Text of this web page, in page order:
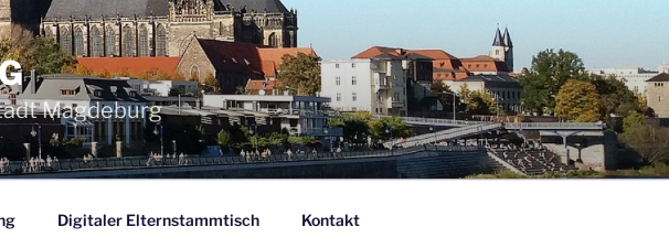
Magdeburg
Digitaler Elternstammtisch Kontakt